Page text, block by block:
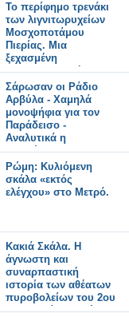
Το περίφημο τρενάκι
των λιγνιτωρυχείων
Μοσχοποτάμου
Πιερίας. Μια
ξεχασμένη
σιδηροδρομική
σύνδεση της γραμμής
Δρυάνιστα – Κατερίνη
– Σκάλα Βρωμερής
(Καλλιθέα)
Σάρωσαν οι Ράδιο
Αρβύλα - Χαμηλά
μονοψήφια για τον
Παράδεισο -
Αναλυτικά η
τηλεθέαση (6/11/2023)
Ρώμη: Κυλιόμενη
σκάλα «εκτός
ελέγχου» στο Μετρό.
Κακιά Σκάλα. Η
άγνωστη και
συναρπαστική
ιστορία των αθέατων
πυροβολείων του 2ου
Παγκοσμίου Πολέμου.